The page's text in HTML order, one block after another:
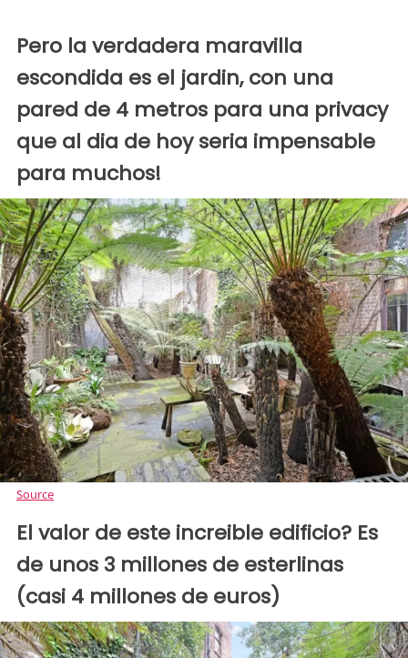
Pero la verdadera maravilla
escondida es el jardin, con una
pared de 4 metros para una privacy
que al dia de hoy seria impensable
para muchos!
Source
El valor de este increible edificio? Es
de unos 3 millones de esterlinas
(casi 4 millones de euros)